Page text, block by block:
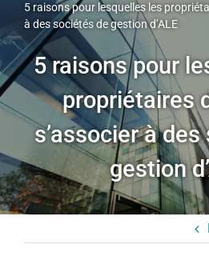
Assurés
Services
Études de cas
À propos
5 raisons pour
propriétaires
s’associer à
gestion
5 raisons pour lesquelles les
à des sociétés de gestion d’ALE